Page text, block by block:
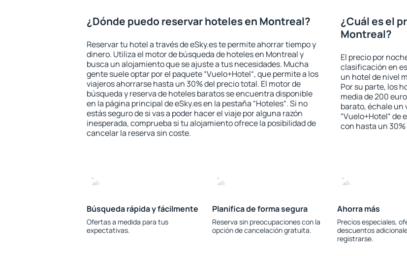
¿Dónde puedo reservar hoteles en Montreal?
Reservar tu hotel a través de eSky.es te permite ahorrar tiempo y
dinero. Utiliza el motor de búsqueda de hoteles en Montreal y
busca un alojamiento que se ajuste a tus necesidades. Mucha
gente suele optar por el paquete “Vuelo+Hotel“, que permite a los
viajeros ahorrarse hasta un 30% del precio total. El motor de
búsqueda y reserva de hoteles baratos se encuentra disponible
en la página principal de eSky.es en la pestaña “Hoteles“. Si no
estás seguro de si vas a poder hacer el viaje por alguna razón
inesperada, comprueba si tu alojamiento ofrece la posibilidad de
cancelar la reserva sin coste.
¿Cuál es el
Montreal?
El precio por
clasificación en
un hotel de nivel
Por su parte, los
media de 200
barato, échale un
“Vuelo+Hotel“ de
con hasta un
Búsqueda rápida y fácilmente
Ofertas a medida para tus
expectativas.
Planifica de forma segura
Reserva sin preocupaciones con la
opción de cancelación gratuita.
Ahorra más
Precios especiales,
descuentos
registrarse.